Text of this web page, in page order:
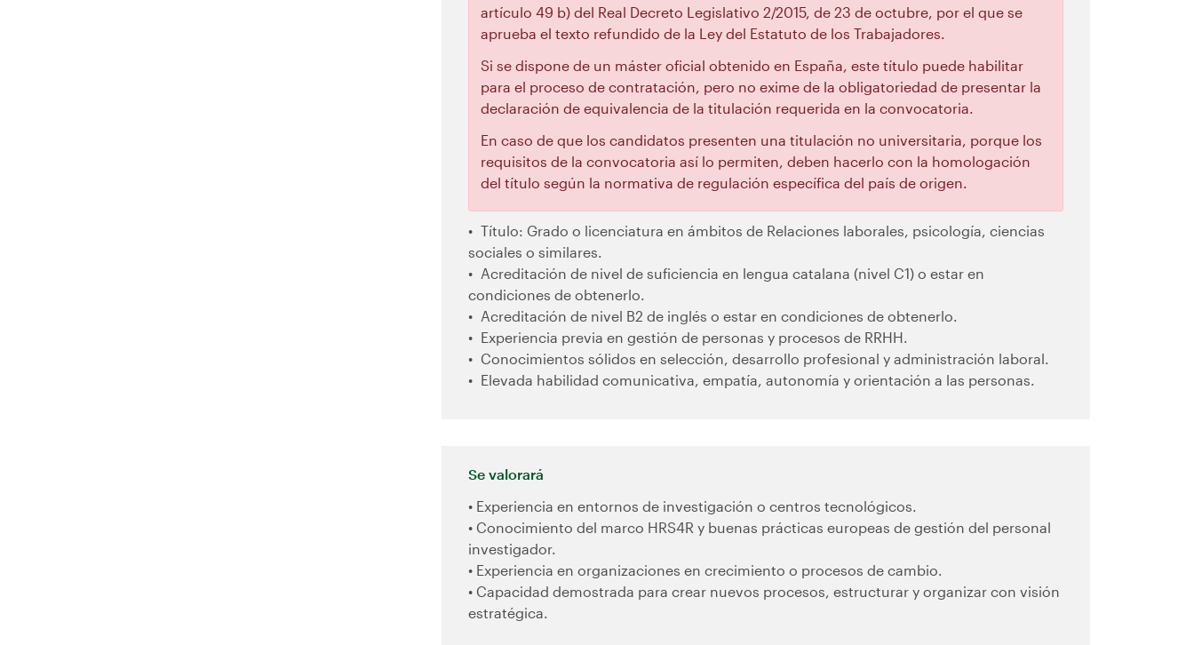
artículo 49 b) del Real Decreto Legislativo 2/2015, de 23 de octubre, por el que se
aprueba el texto refundido de la Ley del Estatuto de los Trabajadores.
Si se dispone de un máster oficial obtenido en España, este título puede habilitar
para el proceso de contratación, pero no exime de la obligatoriedad de presentar la
declaración de equivalencia de la titulación requerida en la convocatoria.
En caso de que los candidatos presenten una titulación no universitaria, porque los
requisitos de la convocatoria así lo permiten, deben hacerlo con la homologación
del título según la normativa de regulación específica del país de origen.
Título: Grado o licenciatura en ámbitos de Relaciones laborales, psicología, ciencias
sociales o similares.
Acreditación de nivel de suficiencia en lengua catalana (nivel C1) o estar en
condiciones de obtenerlo.
Acreditación de nivel B2 de inglés o estar en condiciones de obtenerlo.
Experiencia previa en gestión de personas y procesos de RRHH.
Conocimientos sólidos en selección, desarrollo profesional y administración laboral.
Elevada habilidad comunicativa, empatía, autonomía y orientación a las personas.
Se valorará
• Experiencia en entornos de investigación o centros tecnológicos.
• Conocimiento del marco HRS4R y buenas prácticas europeas de gestión del personal
investigador.
• Experiencia en organizaciones en crecimiento o procesos de cambio.
• Capacidad demostrada para crear nuevos procesos, estructurar y organizar con visión
estratégica.